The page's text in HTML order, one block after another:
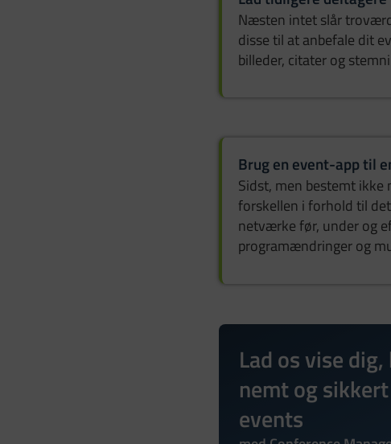
Næsten intet slår
disse til at anbefale dit
billeder, citater og
Brug en event-app til
Sidst, men bestemt ikke
forskellen i forhold til
netværke før, under og
programændringer og
Lad os vise
nemt og
events